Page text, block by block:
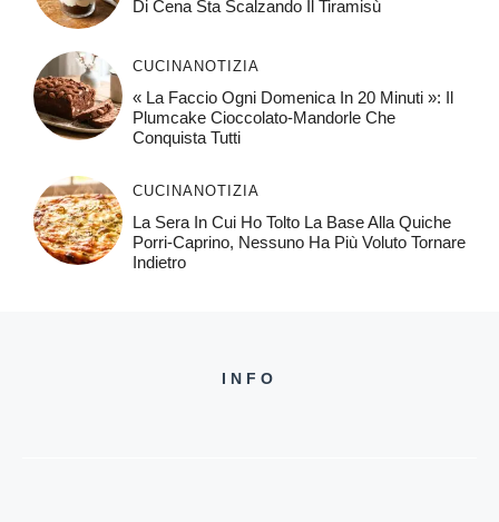
Di Cena Sta Scalzando Il Tiramisù
CUCINANOTIZIA
« La Faccio Ogni Domenica In 20 Minuti »: Il
Plumcake Cioccolato-Mandorle Che
Conquista Tutti
CUCINANOTIZIA
La Sera In Cui Ho Tolto La Base Alla Quiche
Porri-Caprino, Nessuno Ha Più Voluto Tornare
Indietro
INFO